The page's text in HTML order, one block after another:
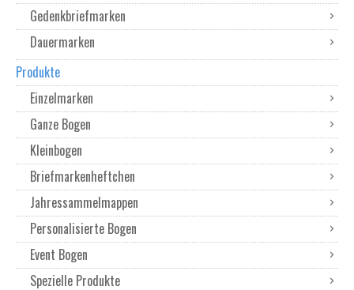
Gedenkbriefmarken
Dauermarken
Produkte
Einzelmarken
Ganze Bogen
Kleinbogen
Briefmarkenheftchen
Jahressammelmappen
Personalisierte Bogen
Event Bogen
Spezielle Produkte